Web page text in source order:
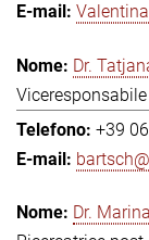
Dr.
+39
Dr.